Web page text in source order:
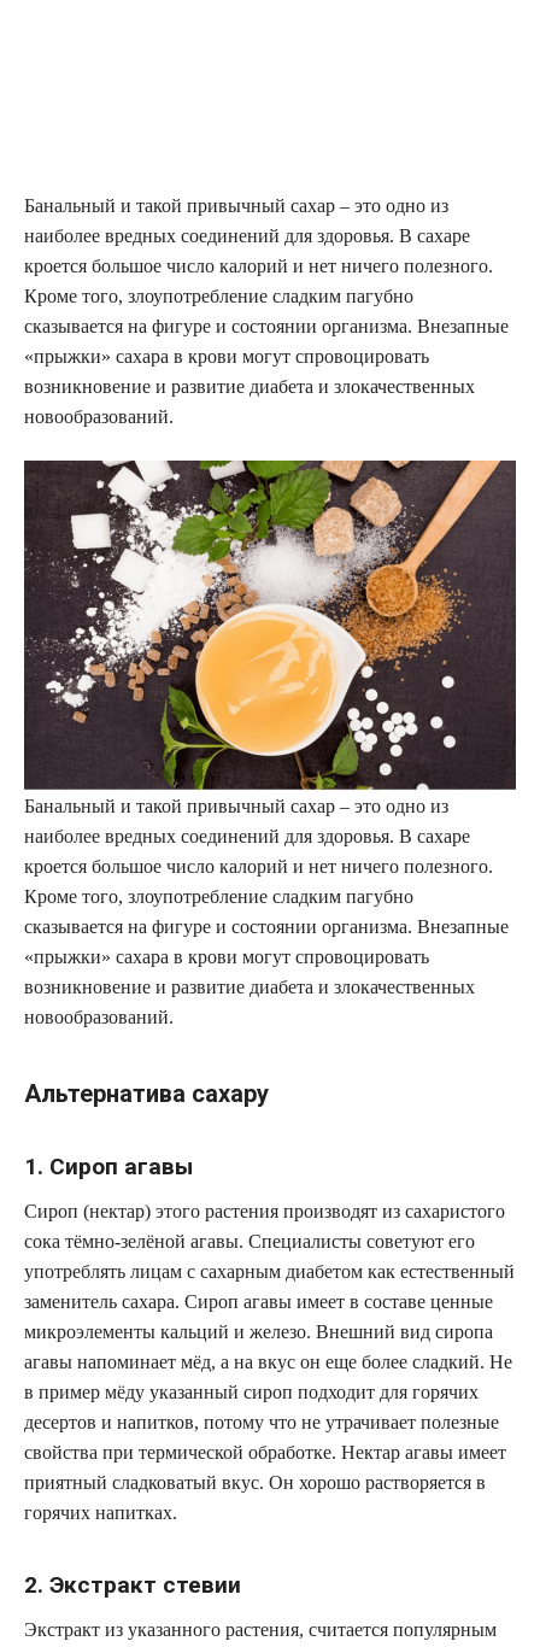
Банальный и такой привычный сахар – это одно из
наиболее вредных соединений для здоровья. В сахаре
кроется большое число калорий и нет ничего полезного.
Кроме того, злоупотребление сладким пагубно
сказывается на фигуре и состоянии организма. Внезапные
«прыжки» сахара в крови могут спровоцировать
возникновение и развитие диабета и злокачественных
новообразований.
Банальный и такой привычный сахар – это одно из
наиболее вредных соединений для здоровья. В сахаре
кроется большое число калорий и нет ничего полезного.
Кроме того, злоупотребление сладким пагубно
сказывается на фигуре и состоянии организма. Внезапные
«прыжки» сахара в крови могут спровоцировать
возникновение и развитие диабета и злокачественных
новообразований.
Альтернатива сахару
1. Сироп агавы
Сироп (нектар) этого растения производят из сахаристого
сока тёмно-зелёной агавы. Специалисты советуют его
употреблять лицам с сахарным диабетом как естественный
заменитель сахара. Сироп агавы имеет в составе ценные
микроэлементы кальций и железо. Внешний вид сиропа
агавы напоминает мёд, а на вкус он еще более сладкий. Не
в пример мёду указанный сироп подходит для горячих
десертов и напитков, потому что не утрачивает полезные
свойства при термической обработке. Нектар агавы имеет
приятный сладковатый вкус. Он хорошо растворяется в
горячих напитках.
2. Экстракт стевии
Экстракт из указанного растения, считается популярным